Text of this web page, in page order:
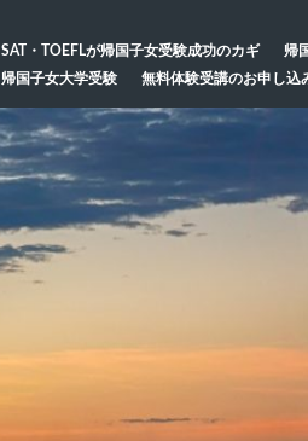
SAT・TOEFLが帰国子女受験成功のカギ 帰
帰国子女大学受験
無料体験受講のお申し込